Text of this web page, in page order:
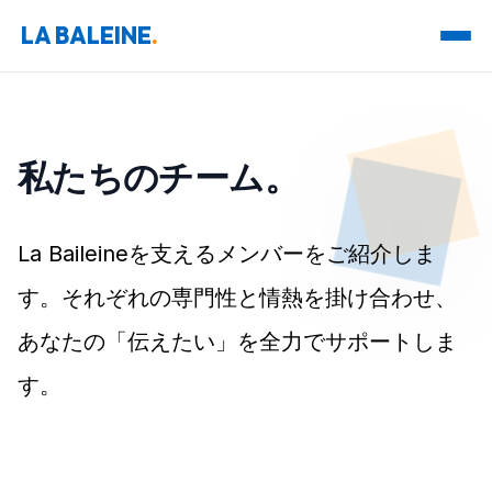
LA BALEINE.
私たちのチーム。
La Baileineを支えるメンバーをご紹介しま
す。それぞれの専門性と情熱を掛け合わせ、
あなたの「伝えたい」を全力でサポートしま
す。